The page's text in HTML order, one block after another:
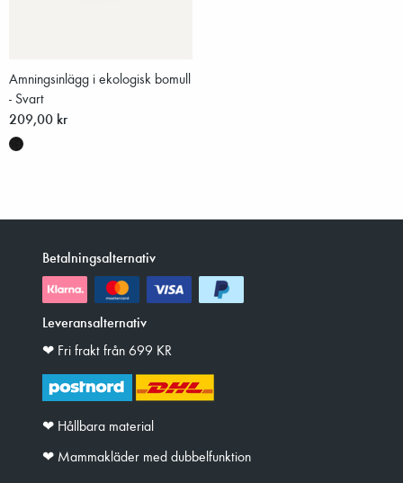
Amningsinlägg i ekologisk bomull
- Svart
209,00 kr
Betalningsalternativ
Leveransalternativ
❤︎ Fri frakt från 699 KR
❤︎ Hållbara material
❤︎ Mammakläder med dubbelfunktion